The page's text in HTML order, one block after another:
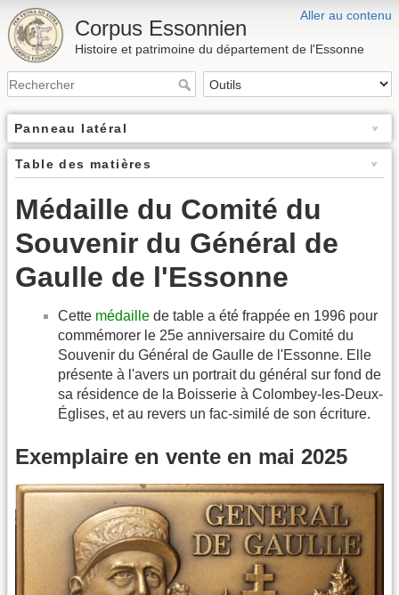
Aller au contenu
Corpus Essonnien
Histoire et patrimoine du département de l'Essonne
Panneau latéral
Table des matières
Médaille du Comité du
Souvenir du Général de
Gaulle de l'Essonne
Cette médaille de table a été frappée en 1996 pour
commémorer le 25e anniversaire du Comité du
Souvenir du Général de Gaulle de l'Essonne. Elle
présente à l'avers un portrait du général sur fond de
sa résidence de la Boisserie à Colombey-les-Deux-
Églises, et au revers un fac-similé de son écriture.
Exemplaire en vente en mai 2025